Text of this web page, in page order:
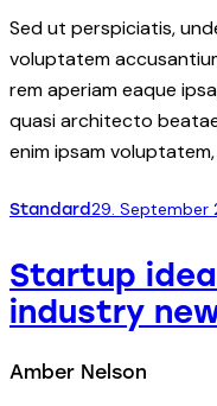
Sed ut perspiciatis,
voluptatem
rem aperiam eaque
quasi architecto
enim ipsam
Standard29. September
Startup
industry
Amber Nelson